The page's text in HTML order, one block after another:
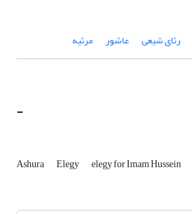
رثای شیعی عاشور مرثیه
-
Ashura Elegy elegy for Imam Hussein